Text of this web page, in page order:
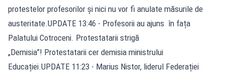
protestelor profesorilor și nici nu vor fi anulate măsurile de
austeritate.UPDATE 13:46 - Profesorii au ajuns în fața
Palatului Cotroceni. Protestatarii strigă
„Demisia”! Protestatarii cer demisia ministrului
Educației.UPDATE 11:23 - Marius Nistor, liderul Federației